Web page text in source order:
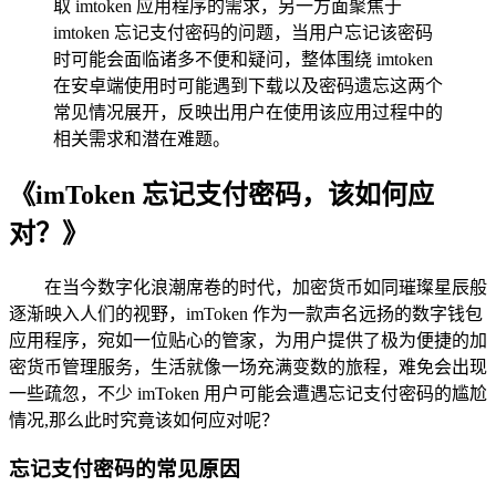
取 imtoken 应用程序的需求，另一方面聚焦于
imtoken 忘记支付密码的问题，当用户忘记该密码
时可能会面临诸多不便和疑问，整体围绕 imtoken
在安卓端使用时可能遇到下载以及密码遗忘这两个
常见情况展开，反映出用户在使用该应用过程中的
相关需求和潜在难题。
《imToken 忘记支付密码，该如何应
对？》
在当今数字化浪潮席卷的时代，加密货币如同璀璨星辰般
逐渐映入人们的视野，imToken 作为一款声名远扬的数字钱包
应用程序，宛如一位贴心的管家，为用户提供了极为便捷的加
密货币管理服务，生活就像一场充满变数的旅程，难免会出现
一些疏忽，不少 imToken 用户可能会遭遇忘记支付密码的尴尬
情况,那么此时究竟该如何应对呢？
忘记支付密码的常见原因